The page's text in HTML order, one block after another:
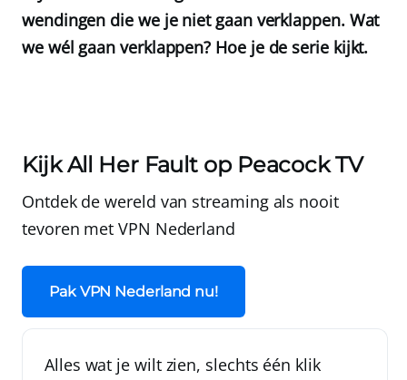
wendingen die we je niet gaan verklappen. Wat
we wél gaan verklappen? Hoe je de serie kijkt.
Kijk All Her Fault op Peacock TV
Ontdek de wereld van streaming als nooit
tevoren metVPN Nederland
Pak VPN Nederland nu!
Alles wat je wilt zien, slechts één klik